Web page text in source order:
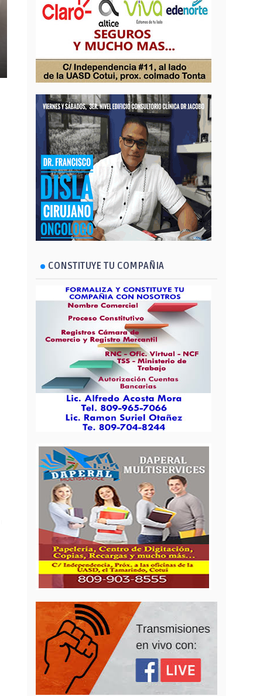
CONSTITUYE TU COMPAÑIA